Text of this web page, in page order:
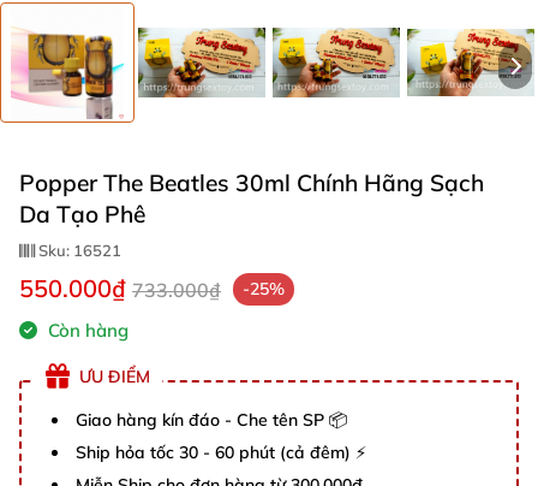
Popper The Beatles 30ml Chính Hãng Sạch
Da Tạo Phê
Sku: 16521
550.000₫ 733.000₫ -25%
Còn hàng
ƯU ĐIỂM
Giao hàng kín đáo - Che tên SP 📦
Ship hỏa tốc 30 - 60 phút (cả đêm) ⚡